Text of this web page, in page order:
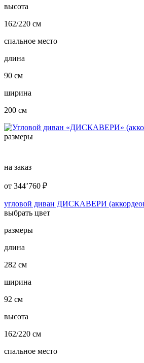
высота
162/220 см
спальное место
длина
90 см
ширина
200 см
размеры
на заказ
от 344’760 ₽
угловой диван ДИСКАВЕРИ
выбрать цвет
размеры
длина
282 см
ширина
92 см
высота
162/220 см
спальное место